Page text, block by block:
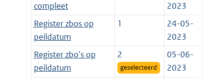
compleet
2023
Register zbos op
peildatum
1
24-05-
2023
Register zbo's op
peildatum
2
geselecteerd
05-06-
2023